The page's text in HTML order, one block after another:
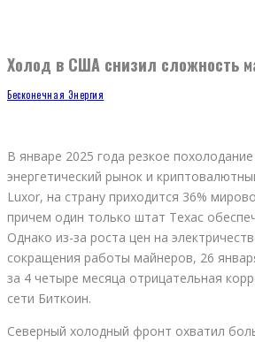
Холод в США снизил сложность
Бесконечная Энергия
В январе 2025 года резкое
энергетический рынок и
Luxor, на страну приходится 36%
причем один только штат Техас
Однако из-за роста цен на
сокращения работы майнеров, 26
за 4 четыре месяца отрицательная
сети Биткоин.
Северный холодный фронт охватил